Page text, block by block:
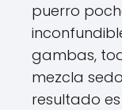
puerro
gambas,
mezcla
resultado